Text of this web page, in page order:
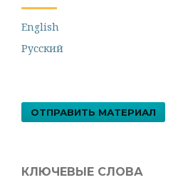
English
Русский
ОТПРАВИТЬ МАТЕРИАЛ
КЛЮЧЕВЫЕ СЛОВА